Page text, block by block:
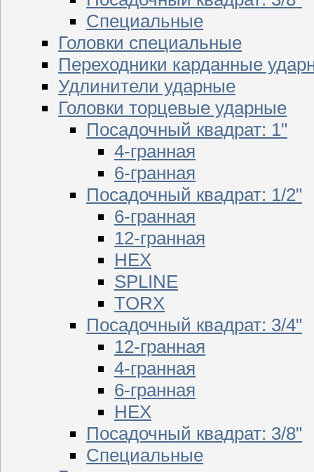
Специальные
Головки специальные
Переходники карданные
Удлинители ударные
Головки торцевые ударные
Посадочный квадрат: 1"
4-гранная
6-гранная
Посадочный квадрат: 1/2"
6-гранная
12-гранная
HEX
SPLINE
TORX
Посадочный квадрат: 3/4"
12-гранная
4-гранная
6-гранная
HEX
Посадочный квадрат: 3/8"
Специальные